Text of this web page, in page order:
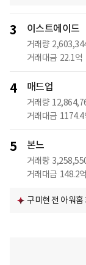
3 이스트에이드
거래량
거래대금 22.1억
4 매드업
거래량
거래대금 1174.4
5 본느
거래량
거래대금 148.2억
구미현 전 아워